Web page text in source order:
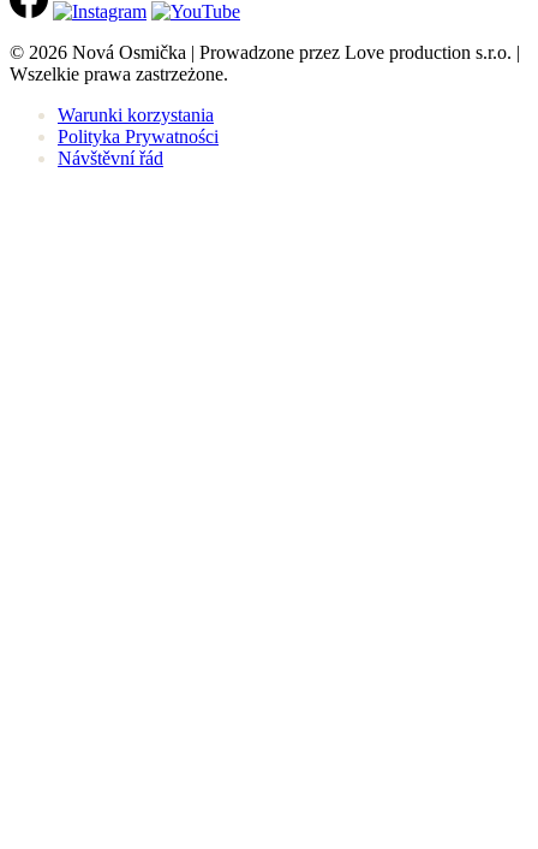
© 2026 Nová Osmička | Prowadzone przez Love production s.r.o. |
Wszelkie prawa zastrzeżone.
Warunki korzystania
Polityka Prywatności
Návštěvní řád